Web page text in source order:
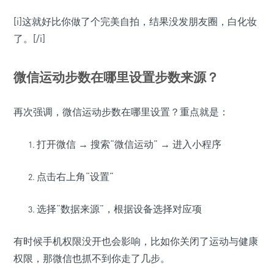
[i]这就好比你做了个完美自拍，结果没发朋友圈，白化妆
了。[/i]
微信运动步数在哪里设置步数来源？
再次强调，微信运动步数在哪里设置？重点就是：
打开微信 → 搜索“微信运动” → 进入小程序
点击右上角“设置”
选择“数据来源”，根据设备选择对应项
有时候手机权限没开也会影响，比如你关闭了运动与健康
权限，那微信也抓不到你走了几步。